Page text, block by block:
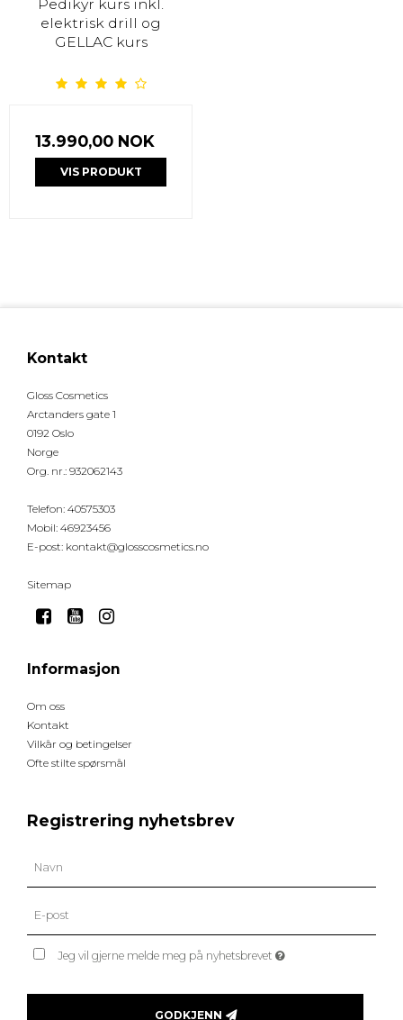
Pedikyr kurs inkl.
elektrisk drill og
GELLAC kurs
13.990,00 NOK
VIS PRODUKT
Kontakt
Gloss Cosmetics
Arctanders gate 1
0192 Oslo
Norge
Org. nr.: 932062143
Telefon: 40575303
Mobil: 46923456
E-post: kontakt@glosscosmetics.no
Sitemap
Informasjon
Om oss
Kontakt
Vilkår og betingelser
Ofte stilte spørsmål
Registrering nyhetsbrev
Jeg vil gjerne melde meg på nyhetsbrevet
GODKJENN